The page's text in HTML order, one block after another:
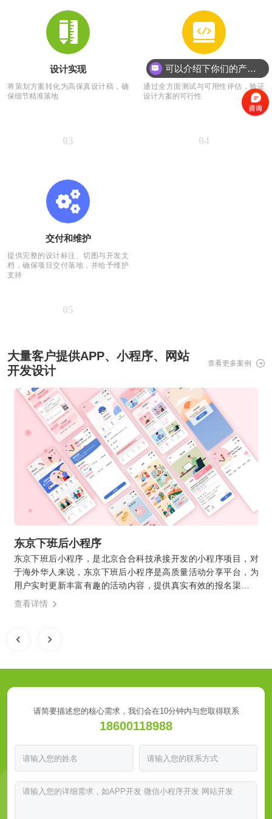
设计实现
将策划方案转化为高保真设计稿，确
保细节精准落地
03
测试和优化
通过全方面测试与可用性评估，验证
设计方案的可行性
04
交付和维护
提供完整的设计标注、切图与开发文
档，确保项目交付落地，并给予维护
支持
05
大量客户提供APP、小程序、网站
开发设计
查看更多案例
东京下班后小程序
东京下班后小程序，是北京合合科技承接开发的小程序项目，对
于海外华人来说，东京下班后小程序是高质量活动分享平台，为
用户实时更新丰富有趣的活动内容，提供真实有效的报名渠道，
更有便捷实用的线上社交工具，充分满足用户对活动分享小程序
查看详情
请简要描述您的核心需求，我们会在10分钟内与您取得联系
18600118988
可以介绍下你们的产品么？
你们是怎么收费的呢？